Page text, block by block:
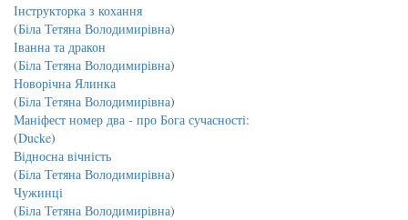
Інструкторка з кохання
(Біла Тетяна Володимирівна)
Іванна та дракон
(Біла Тетяна Володимирівна)
Новорічна Ялинка
(Біла Тетяна Володимирівна)
Маніфест номер два - про Бога сучасності:
(Ducke)
Відносна вічність
(Біла Тетяна Володимирівна)
Чужинці
(Біла Тетяна Володимирівна)